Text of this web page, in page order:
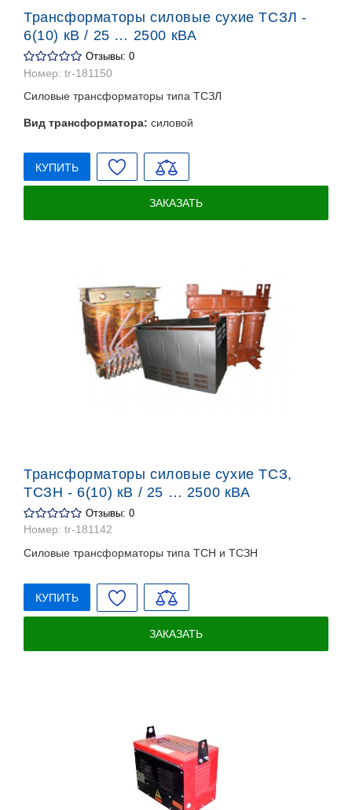
Трансформаторы силовые сухие ТСЗЛ -
6(10) кВ / 25 … 2500 кВА
Отзывы: 0
Номер: tr-181150
Силовые трансформаторы типа ТСЗЛ
Вид трансформатора: силовой
КУПИТЬ
ЗАКАЗАТЬ
Трансформаторы силовые сухие ТСЗ,
ТСЗН - 6(10) кВ / 25 … 2500 кВА
Отзывы: 0
Номер: tr-181142
Силовые трансформаторы типа ТСН и ТСЗН
КУПИТЬ
ЗАКАЗАТЬ